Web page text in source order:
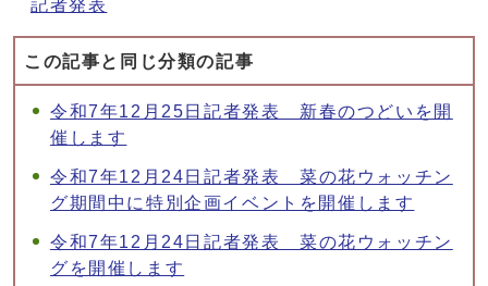
記者発表
この記事と同じ分類の記事
令和7年12月25日記者発表 新春のつどいを開
催します
令和7年12月24日記者発表 菜の花ウォッチン
グ期間中に特別企画イベントを開催します
令和7年12月24日記者発表 菜の花ウォッチン
グを開催します